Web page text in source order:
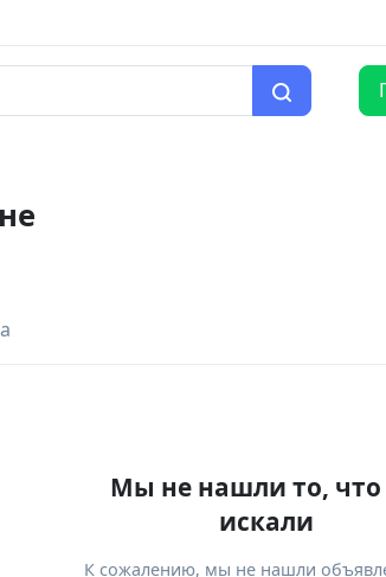
Мы не нашли то,
искали
К сожалению, мы не нашли